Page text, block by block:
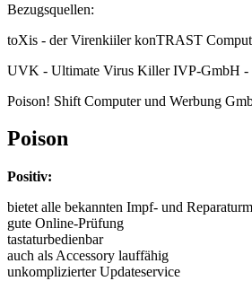
Bezugsquellen:
toXis - der Virenkiiler konTRAST
UVK - Ultimate Virus Killer IVP-GmbH -
Poison! Shift Computer und Werbung
Poison
Positiv:
bietet alle bekannten Impf- und
gute Online-Prüfung
tastaturbedienbar
auch als Accessory lauffähig
unkomplizierter Updateservice